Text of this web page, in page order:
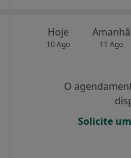
Hoje
10 Ago
Amanhã
11 Ago
O
Solicite